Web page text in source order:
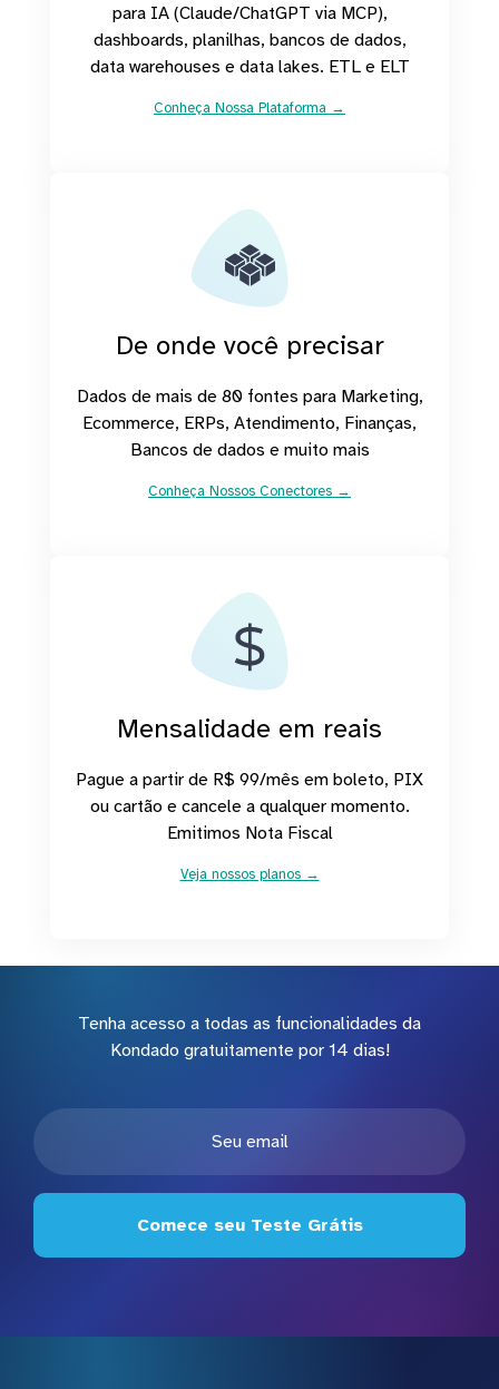
para IA (Claude/ChatGPT via MCP),
dashboards, planilhas, bancos de dados,
data warehouses e data lakes. ETL e ELT
Conheça Nossa Plataforma →
De onde você precisar
Dados de mais de 80 fontes para Marketing,
Ecommerce, ERPs, Atendimento, Finanças,
Bancos de dados e muito mais
Conheça Nossos Conectores →
Mensalidade em reais
Pague a partir de R$ 99/mês em boleto, PIX
ou cartão e cancele a qualquer momento.
Emitimos Nota Fiscal
Veja nossos planos →
Tenha acesso a todas as funcionalidades da
Kondado gratuitamente por 14 dias!
Comece seu Teste Grátis